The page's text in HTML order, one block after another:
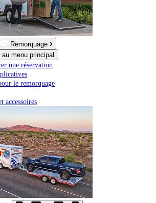
Remorquage
au menu principal
une réservation
le remorquage
accessoires